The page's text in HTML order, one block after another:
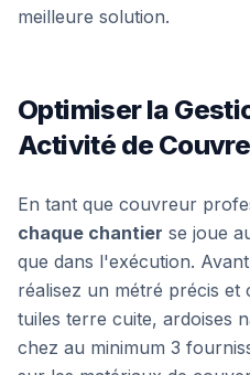
meilleure solution.
Optimiser la
Activité de
En tant que couvreur
chaque chantier se joue
que dans l'exécution.
réalisez un métré précis et
tuiles terre cuite, ardoises
chez au minimum 3